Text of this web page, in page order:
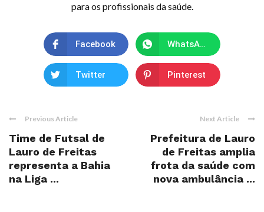
para os profissionais da saúde.
Facebook WhatsApp
Twitter Pinterest
Previous Article
Time de Futsal de
Lauro de Freitas
representa a Bahia
na Liga ...
Next Article
Prefeitura de Lauro
de Freitas amplia
frota da saúde com
nova ambulância ...